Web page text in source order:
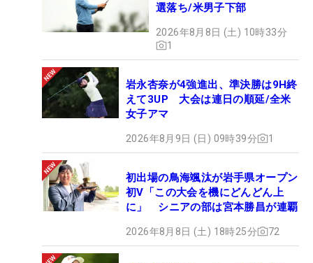
選落ち/米男子下部
2026年8月8日 (土) 10時33分
1
岩永杏奈が4強進出、準決勝は9H終
えて3UP 大会は連日の順延/全米
女子アマ
2026年8月9日 (日) 09時39分 1
初出場の鳥海颯汰が岩手県オープン
初V「この大会を機にどんどん上
に」 シニアの部は宮本勝昌が連覇
2026年8月8日 (土) 18時25分 72